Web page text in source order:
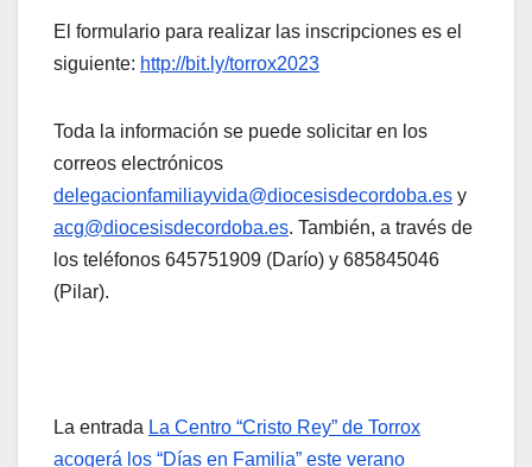
El formulario para realizar las inscripciones es el
siguiente: http://bit.ly/torrox2023
Toda la información se puede solicitar en los
correos electrónicos
delegacionfamiliayvida@diocesisdecordoba.es y
acg@diocesisdecordoba.es. También, a través de
los teléfonos 645751909 (Darío) y 685845046
(Pilar).
La entrada La Centro “Cristo Rey” de Torrox
acogerá los “Días en Familia” este verano